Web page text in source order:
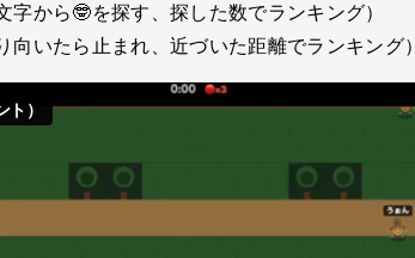
字から🤓を探す、探した数でランキング）
向いたら止まれ、近づいた距離でランキング）